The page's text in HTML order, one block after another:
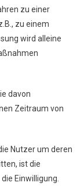
zu einer
zu einem
wird alleine
davon
Zeitraum von
Nutzer um deren
ist die
Einwilligung.